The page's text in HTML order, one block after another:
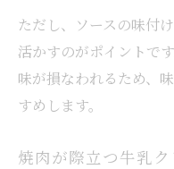
ただし、ソースの味付
活かすのがポイントで
味が損なわれるため、
すめします。
焼肉が際立つ牛乳